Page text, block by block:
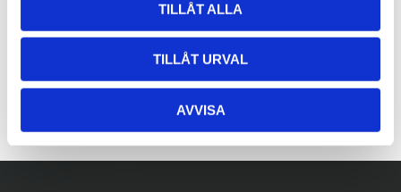
TILLÅT ALLA
TILLÅT URVAL
AVVISA